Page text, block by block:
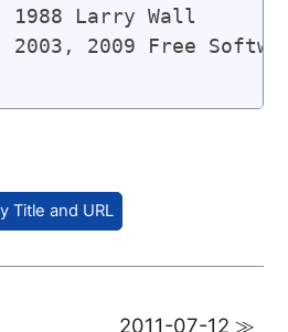
1988 Larry Wall
2003, 2009 Free
Title and URL
2011-07-12 ≫